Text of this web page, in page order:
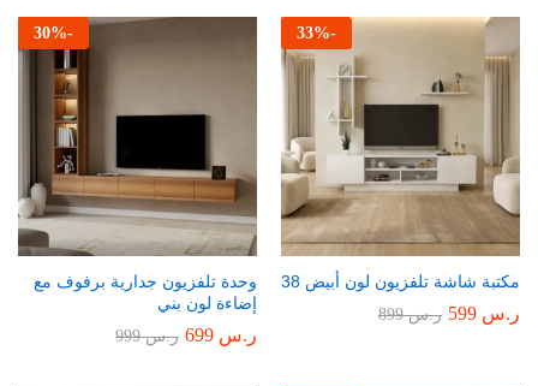
-
33%
مكتبة شاشة تلفزيون لون أبيض 38
ر.س ر.س899
-
30%
وحدة تلفزيون جدارية برفوف مع
إضاءة لون بني
ر.س ر.س999